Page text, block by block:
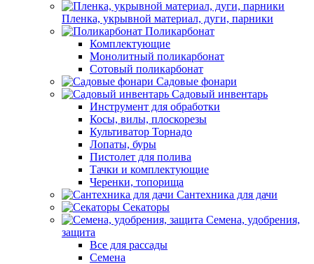
Пленка, укрывной материал, дуги, парники
Поликарбонат
Комплектующие
Монолитный поликарбонат
Сотовый поликарбонат
Садовые фонари
Садовый инвентарь
Инструмент для обработки
Косы, вилы, плоскорезы
Культиватор Торнадо
Лопаты, буры
Пистолет для полива
Тачки и комплектующие
Черенки, топорища
Сантехника для дачи
Секаторы
Семена, удобрения,
защита
Все для рассады
Семена